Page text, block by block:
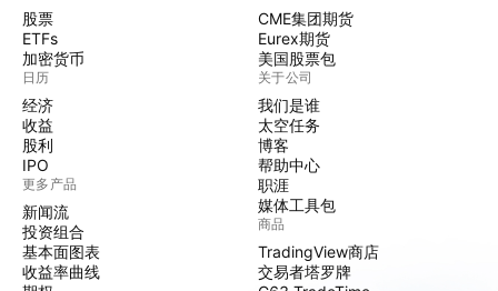
股票
ETFs
加密货币
日历
经济
收益
股利
IPO
更多产品
新闻流
投资组合
基本面图表
收益率曲线
CME集团期货
Eurex期货
美国股票包
关于公司
我们是谁
太空任务
博客
帮助中心
职涯
媒体工具包
商品
TradingView商店
交易者塔罗牌